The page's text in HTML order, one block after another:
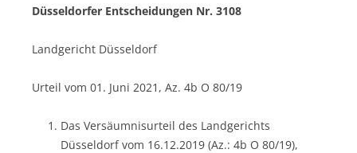
Düsseldorfer Entscheidungen Nr. 3108
Landgericht Düsseldorf
Urteil vom 01. Juni 2021, Az. 4b O 80/19
Das Versäumnisurteil des Landgerichts
Düsseldorf vom 16.12.2019 (Az.: 4b O 80/19),